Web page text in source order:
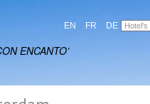
EN FR DE
ENCANTO’